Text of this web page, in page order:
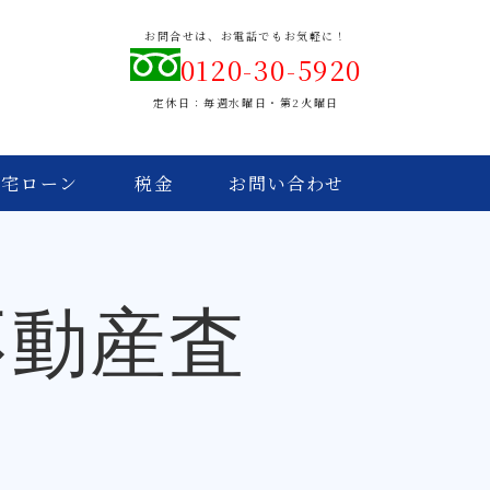
お問合せは、お電話でもお気軽に！
0120-30-5920
定休日：毎週水曜日・第2火曜日
ローン 税金 お問い合わせ
産査